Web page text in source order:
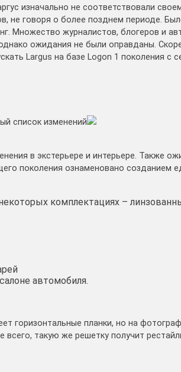
изначально не соответствовали
не говоря о более позднем периоде.
Множество журналистов, блогеров и
ожидания не были оправданы.
Largus на базе Logon 1 поколения с
список изменений
в экстерьере и интерьере. Также
поколения ознаменовано созданием
комплектациях –
автомобиля.
горизонтальные планки, но на
всего, такую же решетку получит